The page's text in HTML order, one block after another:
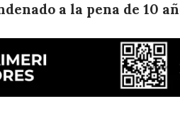
a la pena de 10